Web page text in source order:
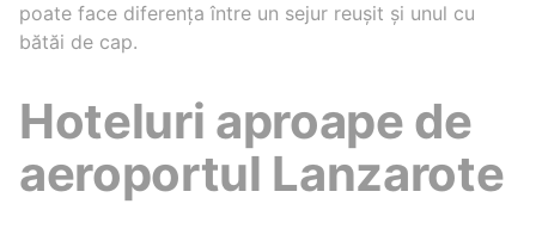
poate face diferența între un sejur reușit și unul cu
bătăi de cap.
Hoteluri aproape de
aeroportul Lanzarote